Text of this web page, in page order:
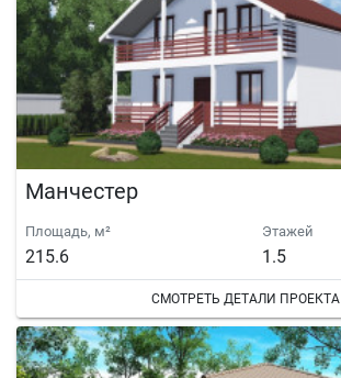
Манчестер
Площадь, м²
215.6
Этажей
1.5
СМОТРЕТЬ ДЕТАЛИ ПРОЕКТА